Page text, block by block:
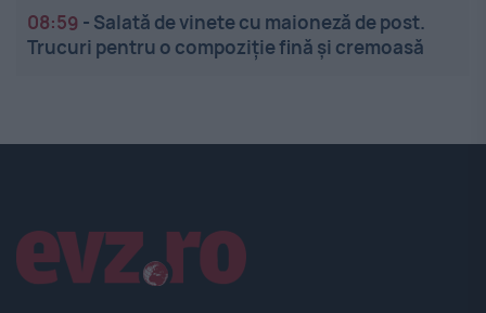
08:59 - Salată de vinete cu maioneză de post.
Trucuri pentru o compoziție fină și cremoasă
Linkuri utile